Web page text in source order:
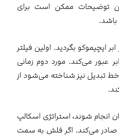
این توضیحات ممکن است برای
باشد.
دنبال 2 فیلتر در ابر ایچیموکو بگردید. اولین فیلتر
عبور می‌کند. مورد دوم زمانی
تبدیل نیز شناخته می‌شود از
انجام شوند، استراتژی اسکالپ
صادر می‌کند. اگر فلش به سمت